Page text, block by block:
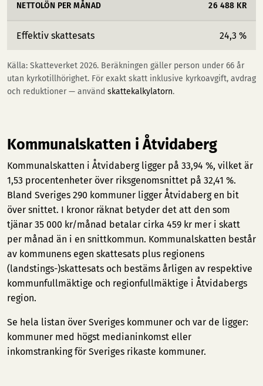
NETTOLÖN PER MÅNAD 26 488 KR
Effektiv skattesats 24,3 %
Källa: Skatteverket 2026. Beräkningen gäller person under 66 år
utan kyrkotillhörighet. För exakt skatt inklusive kyrkoavgift, avdrag
och reduktioner — använd skattekalkylatorn.
Kommunalskatten i Åtvidaberg
Kommunalskatten i Åtvidaberg ligger på 33,94 %, vilket är
1,53 procentenheter över riksgenomsnittet på 32,41 %.
Bland Sveriges 290 kommuner ligger Åtvidaberg en bit
över snittet. I kronor räknat betyder det att den som
tjänar 35 000 kr/månad betalar cirka 459 kr mer i skatt
per månad än i en snittkommun. Kommunalskatten består
av kommunens egen skattesats plus regionens
(landstings-)skattesats och bestäms årligen av respektive
kommunfullmäktige och regionfullmäktige i Åtvidabergs
region.
Se hela listan över Sveriges kommuner och var de ligger:
kommuner med högst medianinkomst eller
inkomstranking för Sveriges rikaste kommuner.